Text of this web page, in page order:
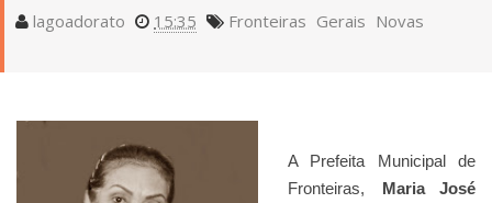
lagoadorato 15:35 Fronteiras Gerais Novas
A Prefeita Municipal de
Fronteiras,
Maria José